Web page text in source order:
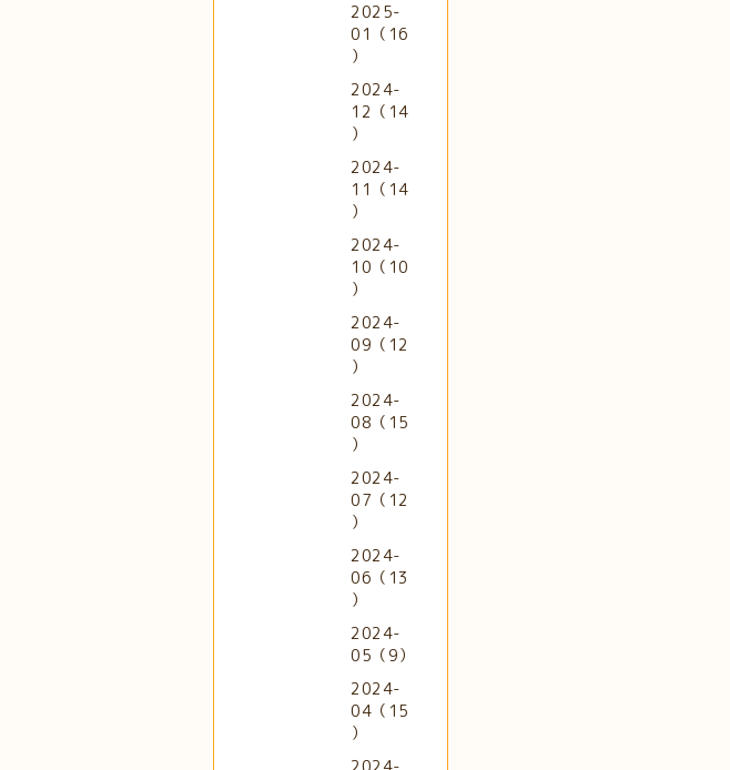
2025-
01（16
）
2024-
12（14
）
2024-
11（14
）
2024-
10（10
）
2024-
09（12
）
2024-
08（15
）
2024-
07（12
）
2024-
06（13
）
2024-
05（9）
2024-
04（15
）